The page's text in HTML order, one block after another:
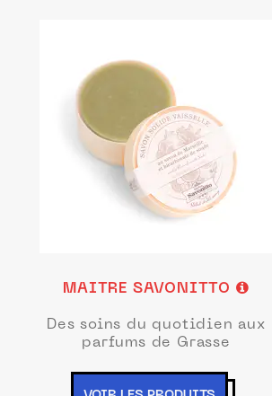
MAITRE SAVONITTO
Des soins du quotidien aux
parfums de Grasse